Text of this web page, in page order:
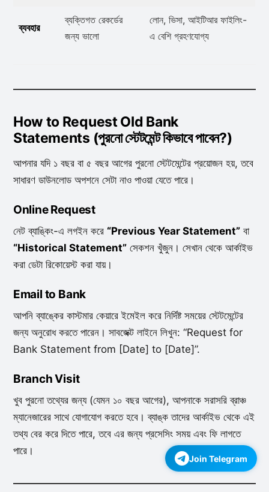
ব্যবহার
ব্যক্তিগত রেকর্ডের
জন্য ভালো
লোন, ভিসা, আইটিআর ফাইলিং-
এ বেশি গ্রহণযোগ্য
How to Request Old Bank
Statements (পুরনো স্টেটমেন্ট কিভাবে পাবেন?)
আপনার যদি ১ বছর বা ৫ বছর আগের পুরনো স্টেটমেন্টের প্রয়োজন হয়, তবে
সাধারণ ডাউনলোড অপশনে সেটা নাও পাওয়া যেতে পারে।
Online Request
নেট ব্যাঙ্কিং-এ লগইন করে “Previous Year Statement”বা
“Historical Statement”সেকশন খুঁজুন। সেখান থেকে আর্কাইভ
করা ডেটা রিকোয়েস্ট করা যায়।
Email to Bank
আপনি ব্যাঙ্কের কাস্টমার কেয়ারে ইমেইল করে নির্দিষ্ট সময়ের স্টেটমেন্টের
জন্য অনুরোধ করতে পারেন। সাবজেক্ট লাইনে লিখুন: “Request for
Bank Statement from [Date] to [Date]”.
Branch Visit
খুব পুরনো তথ্যের জন্য (যেমন ১০ বছর আগের), আপনাকে সরাসরি ব্রাঞ্চ
ম্যানেজারের সাথে যোগাযোগ করতে হবে। ব্যাঙ্ক তাদের আর্কাইভ থেকে এই
তথ্য বের করে দিতে পারে, তবে এর জন্য প্রসেসিং সময় এবং ফি লাগতে
পারে।
Join Telegram